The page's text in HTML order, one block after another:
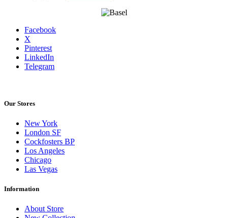
Facebook
X
Pinterest
LinkedIn
Telegram
Our Stores
New York
London SF
Cockfosters BP
Los Angeles
Chicago
Las Vegas
Information
About Store